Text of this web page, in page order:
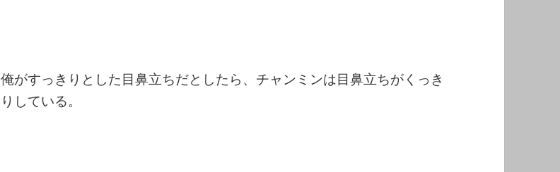
俺がすっきりとした目鼻立ちだとしたら、チャンミンは目鼻立ちがくっき
りしている。